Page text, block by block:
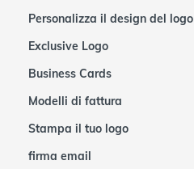
Personalizza il design del logo
Exclusive Logo
Business Cards
Modelli di fattura
Stampa il tuo logo
firma email